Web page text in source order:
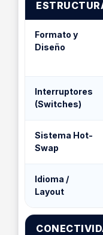
Formato y
Diseño
Interruptores
(Switches)
Sistema Hot-
Swap
Idioma /
Layout